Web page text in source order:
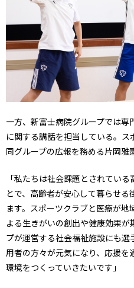
一方、新富士病院グループでは
に関する講話を担当している。ス
同グループの広報を務める片岡雅
「私たちは社会課題とされてい
とで、高齢者が安心して暮らせ
ます。スポーツクラブと医療が
よる生きがいの創出や健康効果
プが運営する社会福祉施設にも
用者の方々が元気になり、応援
環境をつくっていきたいです」